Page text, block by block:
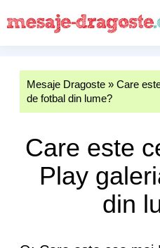
Mesaje Dragoste» Care
de fotbal din lume?
Care este
Play
din